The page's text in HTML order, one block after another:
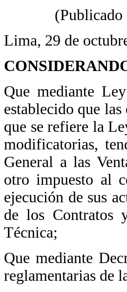
(Publicado
Lima, 29 de
Que mediante
establecido que
que se refiere la
modificatorias,
General a las
otro impuesto al
ejecución de sus
de los Contratos
Técnica;
Que mediante
reglamentarias de